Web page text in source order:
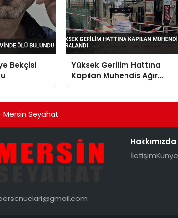
Bekçisi
Yüksek Gerilim Hattına
Kapılan Mühendis Ağır
Yaralandı
Seyahat
Hakkımızda
İletişimKünye